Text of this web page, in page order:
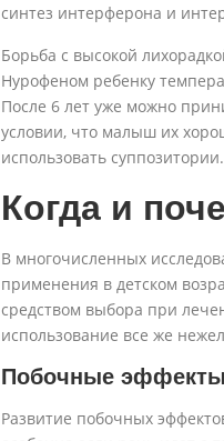
синтез интерферона и
Борьба с высокой
Нурофеном ребенку
После 6 лет уже можно
условии, что малыш их
использовать суппозитории.
Когда и
В многочисленных
применения в детском
средством выбора при
использование все же
Побочные эффекты
Развитие побочных